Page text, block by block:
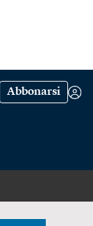
Abbonarsi